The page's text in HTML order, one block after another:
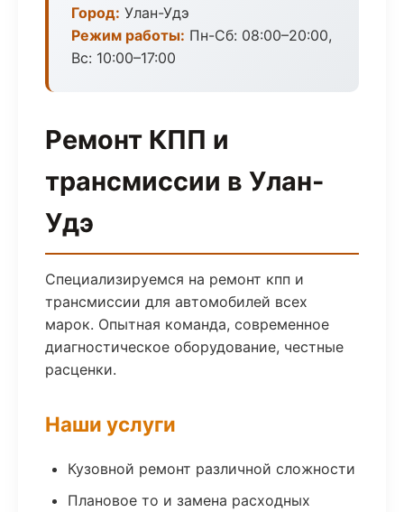
Город: Улан-Удэ
Режим работы: Пн-Сб: 08:00–20:00,
Вс: 10:00–17:00
Ремонт КПП и
трансмиссии в Улан-
Удэ
Специализируемся на ремонт кпп и
трансмиссии для автомобилей всех
марок. Опытная команда, современное
диагностическое оборудование, честные
расценки.
Наши услуги
Кузовной ремонт различной сложности
Плановое то и замена расходных